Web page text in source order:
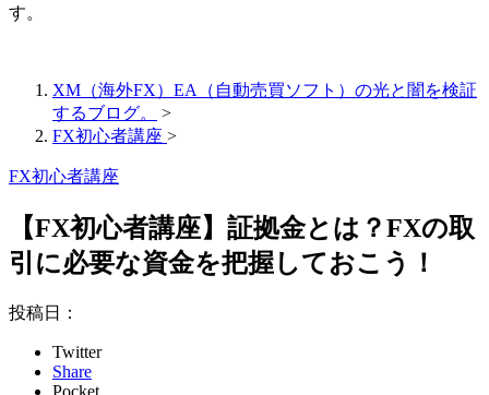
す。
XM（海外FX）EA（自動売買ソフト）の光と闇を検証
するブログ。
>
FX初心者講座 >
FX初心者講座
【FX初心者講座】証拠金とは？FXの取
引に必要な資金を把握しておこう！
投稿日：
Twitter
Share
Pocket